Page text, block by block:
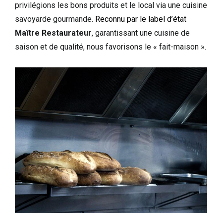
privilégions les bons produits et le local via une cuisine
savoyarde gourmande. Reconnu par le label d’état
Maître Restaurateur, garantissant une cuisine de
saison et de qualité, nous favorisons le « fait-maison ».